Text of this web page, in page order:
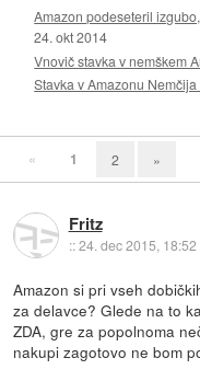
Amazon podeseteril
24. okt 2014
Vnovič stavka v nemškem
Stavka v Amazonu
« 1 2 »
Fritz
::24. dec 2015, 18:52
Amazon si pri vseh
za delavce? Glede na to
ZDA, gre za popolnoma
nakupi zagotovo ne bom